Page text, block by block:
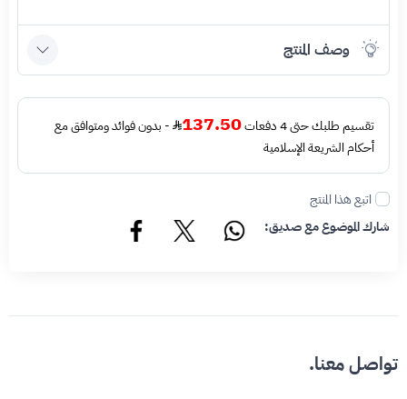
وصف المنتج
تقسيم طلبك حتى 4 دفعات 137.50
- بدون فوائد ومتوافق مع
أحكام الشريعة الإسلامية
اتبع هذا المنتج
شارك الموضوع مع صديق:
تواصل معنا.